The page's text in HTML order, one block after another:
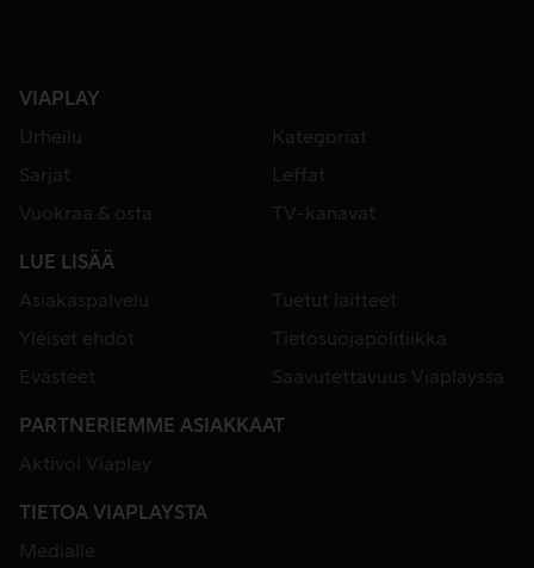
VIAPLAY
Urheilu
Kategoriat
Sarjat
Leffat
Vuokraa & osta
TV-kanavat
LUE LISÄÄ
Asiakaspalvelu
Tuetut laitteet
Yleiset ehdot
Tietosuojapolitiikka
Evästeet
Saavutettavuus Viaplayssa
PARTNERIEMME ASIAKKAAT
Aktivoi Viaplay
TIETOA VIAPLAYSTA
Medialle